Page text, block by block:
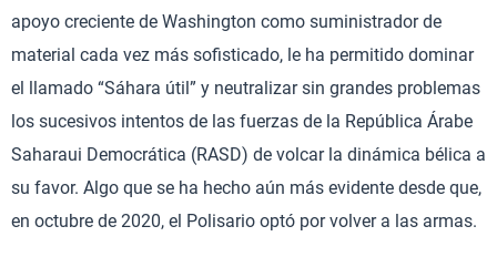
apoyo creciente de Washington como suministrador de
material cada vez más sofisticado, le ha permitido dominar
el llamado “Sáhara útil” y neutralizar sin grandes problemas
los sucesivos intentos de las fuerzas de la República Árabe
Saharaui Democrática (RASD) de volcar la dinámica bélica a
su favor. Algo que se ha hecho aún más evidente desde que,
en octubre de 2020, el Polisario optó por volver a las armas.